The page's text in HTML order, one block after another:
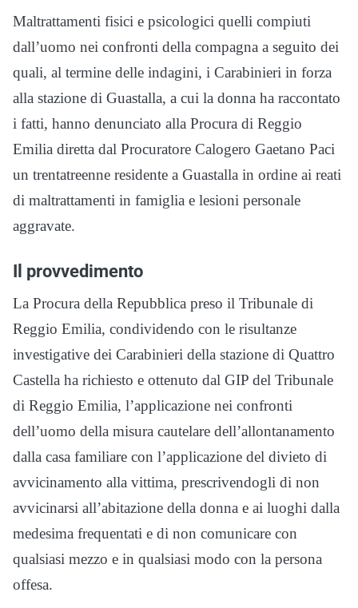
Maltrattamenti fisici e psicologici quelli compiuti
dall’uomo nei confronti della compagna a seguito dei
quali, al termine delle indagini, i Carabinieri in forza
alla stazione di Guastalla, a cui la donna ha raccontato
i fatti, hanno denunciato alla Procura di Reggio
Emilia diretta dal Procuratore Calogero Gaetano Paci
un trentatreenne residente a Guastalla in ordine ai reati
di maltrattamenti in famiglia e lesioni personale
aggravate.
Il provvedimento
La Procura della Repubblica preso il Tribunale di
Reggio Emilia, condividendo con le risultanze
investigative dei Carabinieri della stazione di Quattro
Castella ha richiesto e ottenuto dal GIP del Tribunale
di Reggio Emilia, l’applicazione nei confronti
dell’uomo della misura cautelare dell’allontanamento
dalla casa familiare con l’applicazione del divieto di
avvicinamento alla vittima, prescrivendogli di non
avvicinarsi all’abitazione della donna e ai luoghi dalla
medesima frequentati e di non comunicare con
qualsiasi mezzo e in qualsiasi modo con la persona
offesa.